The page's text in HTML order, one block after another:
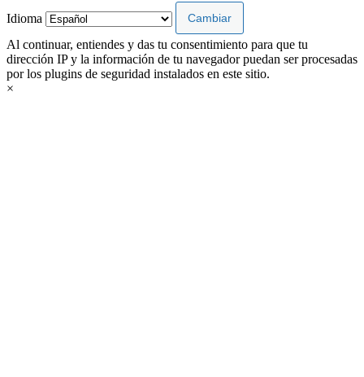
Idioma
Al continuar, entiendes y das tu consentimiento para que tu
dirección IP y la información de tu navegador puedan ser procesadas
por los plugins de seguridad instalados en este sitio.
×